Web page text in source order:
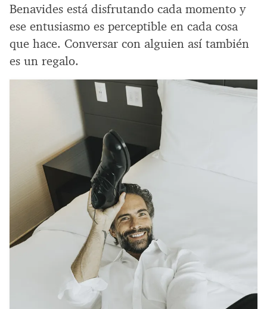
Benavides está disfrutando cada momento y
ese entusiasmo es perceptible en cada cosa
que hace. Conversar con alguien así también
es un regalo.